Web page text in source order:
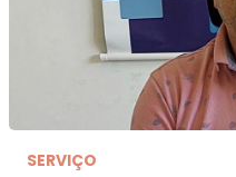
SERVIÇO